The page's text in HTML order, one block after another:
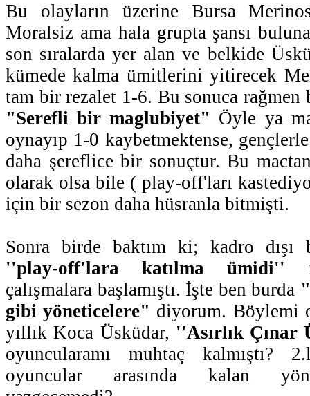
Bu olayların üzerine Bursa
Moralsiz ama hala grupta şansı
son sıralarda yer alan ve belkide
kümede kalma ümitlerini yitirecek
tam bir rezalet 1-6. Bu sonuca rağmen
"Serefli bir maglubiyet" Öyle ya
oynayıp 1-0 kaybetmektense,
daha şereflice bir sonuçtur. Bu
olarak olsa bile ( play-off'ları
için bir sezon daha hüsranla bitmişti.
Sonra birde baktım ki; kadro dışı
''play-off'lara katılma ümidi''
çalışmalara başlamıştı. İşte ben burda
gibi yöneticelere" diyorum. Böylemi
yıllık Koca Üsküdar, ''Asırlık Çınar
oyuncularamı muhtaç kalmıştı?
oyuncular arasında kalan